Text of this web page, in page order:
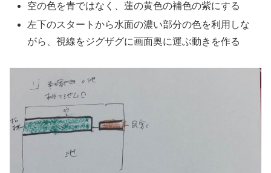
空の色を青ではなく、蓮の黄色の補色の紫にする
左下のスタートから水面の濃い部分の色を利用しな
がら、視線をジグザグに画面奥に運ぶ動きを作る